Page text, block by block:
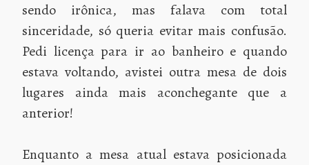
sendo irônica, mas falava com total
sinceridade, só queria evitar mais confusão.
Pedi licença para ir ao banheiro e quando
estava voltando, avistei outra mesa de dois
lugares ainda mais aconchegante que a
anterior!
Enquanto a mesa atual estava posicionada